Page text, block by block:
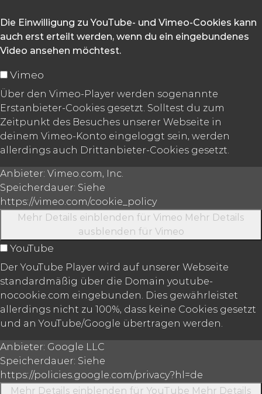
Die Einwilligung zu YouTube- und Vimeo-Cookies kann
auch erst erteilt werden, wenn du ein eingebundenes
Video ansehen möchtest.
Vimeo
Über den Vimeo-Player werden sogenannte
Erstanbieter-Cookies gesetzt. Solltest du zum
Zeitpunkt des Besuches unserer Webseite in
deinem Vimeo-Konto eingeloggt sein, werden
allerdings auch Drittanbieter-Cookies gesetzt.
Anbieter: Vimeo.com, Inc.
Speicherdauer: Siehe
https://vimeo.com/cookie_policy
Mehr Details einblenden für Vimeo Mehr Details
ausblenden für Vimeo
YouTube
Der YouTube Player wird auf unserer Webseite
standardmäßig über die Domain youtube-
nocookie.com eingebunden. Dies gewährleistet
allerdings nicht zu 100%, dass keine Cookies gesetzt
und an YouTube/Google übertragen werden.
Anbieter: Google LLC
Speicherdauer: Siehe
https://policies.google.com/privacy?hl=de
Mehr Details einblenden für YouTube Mehr Details